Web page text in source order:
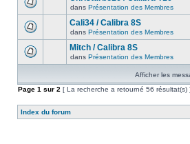
dans Présentation des Membres
Cali34 / Calibra 8S
dans Présentation des Membres
Mitch / Calibra 8S
dans Présentation des Membres
Afficher les
Page 1 sur 2 [ La recherche a retourné 56 résultat(s) ]
Index du forum